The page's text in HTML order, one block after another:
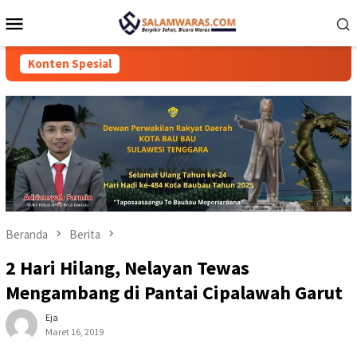
ke
Mobile
Konten Spesial
Beranda Berita
2 Hari Hilang, Nelayan Tewas
Mengambang di Pantai Cipalawah Garut
Eja
Maret 16, 2019